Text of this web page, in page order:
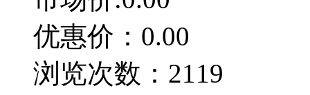
优惠价：0.00
浏览次数：2119